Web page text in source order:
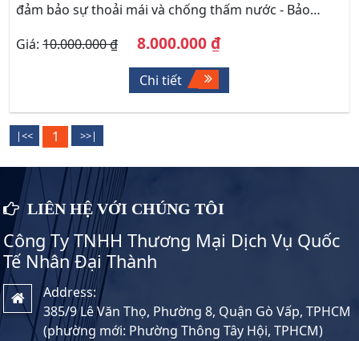
đảm bảo sự thoải mái và chống thấm nước - Bảo
Giá: 10.000.000 ₫ 8.000.000 ₫
Chi tiết
1
LIÊN HỆ VỚI CHÚNG TÔI
Công Ty TNHH Thương Mại Dịch Vụ Quốc
Tế Nhân Đại Thành
Address:
385/9 Lê Văn Thọ, Phường 8, Quận Gò Vấp, TPHCM
(phường mới: Phường Thông Tây Hội, TPHCM)